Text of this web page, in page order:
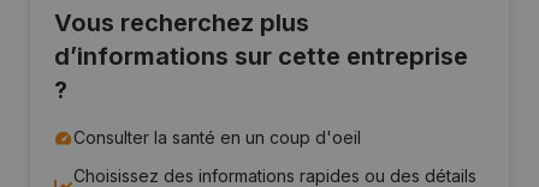
Vous recherchez plus
d’informations sur cette entreprise
?
Consulter la santé en un coup d'oeil
Choisissez des informations rapides ou des détails